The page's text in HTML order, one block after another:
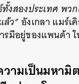
องประเทศ พวก
ว”อังเกลา แมร์
มีอยู่ของแพนด้า
เป็นมหามิต